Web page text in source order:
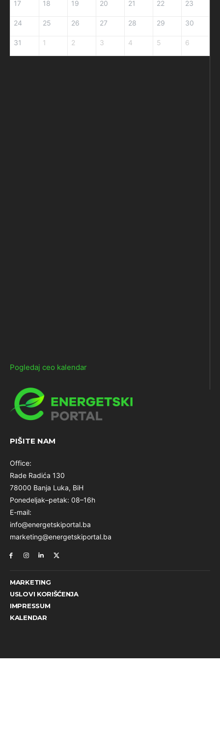
17 18 19 20 21 22 23
24 25 26 27 28 29 30
31 1 2 3 4 5 6
Pogledaj ceo kalendar
PIŠITE NAM
Office:
Rade Radića 130
78000 Banja Luka, BiH
Ponedeljak–petak: 08–16h
E-mail:
info@energetskiportal.ba
marketing@energetskiportal.ba
MARKETING
USLOVI KORIŠĆENJA
IMPRESSUM
KALENDAR